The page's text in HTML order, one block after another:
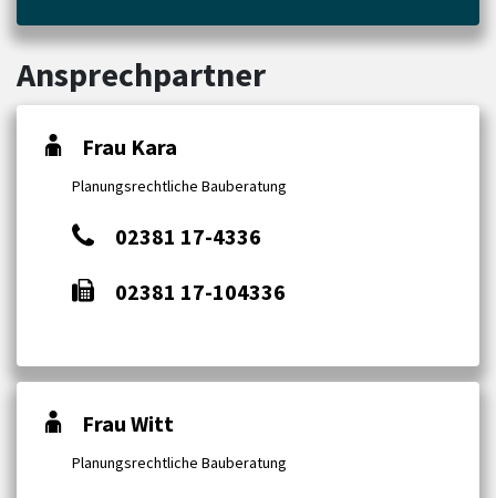
Ansprechpartner
Frau Kara
Planungsrechtliche Bauberatung
02381 17-4336
02381 17-104336
Frau Witt
Planungsrechtliche Bauberatung